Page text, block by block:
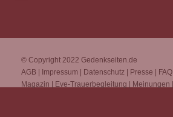
© Copyright 2022 Gedenkseiten.de
AGB
Impressum Datenschutz Presse
FAQ
Magazin
Eve-Trauerbegleitung Meinungen